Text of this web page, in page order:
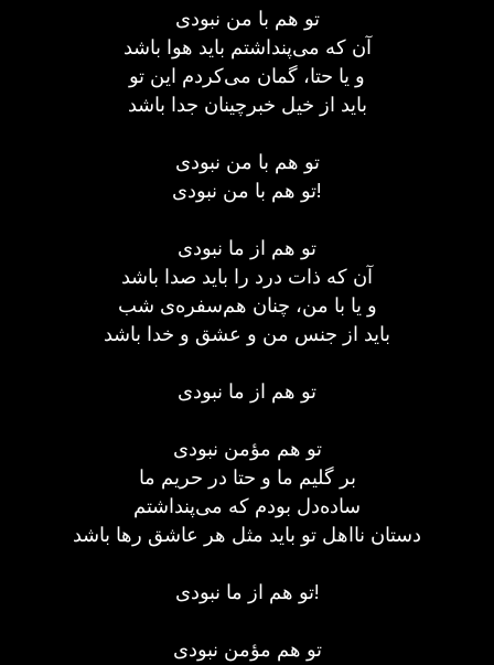
تو هم با من نبودی
آن که می‌پنداشتم باید هوا باشد
و یا حتا، گمان می‌کردم این تو
باید از خیل خبرچینان جدا باشد
تو هم با من نبودی
تو هم با من نبودی!
تو هم از ما نبودی
آن که ذات درد را باید صدا باشد
و یا با من، چنان هم‌سفره‌ی شب
باید از جنس من و عشق و خدا باشد
تو هم از ما نبودی
تو هم مؤمن نبودی
بر گلیم ما و حتا در حریم ما
ساده‌دل بودم که می‌پنداشتم
دستان نااهل تو باید مثل هر عاشق رها باشد
تو هم از ما نبودی!
تو هم مؤمن نبودی